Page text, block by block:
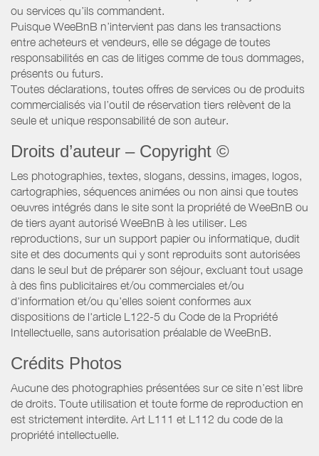
ou services qu’ils commandent.
Puisque WeeBnB n’intervient pas dans les transactions
entre acheteurs et vendeurs, elle se dégage de toutes
responsabilités en cas de litiges comme de tous dommages,
présents ou futurs.
Toutes déclarations, toutes offres de services ou de produits
commercialisés via l’outil de réservation tiers relèvent de la
seule et unique responsabilité de son auteur.
Droits d’auteur – Copyright ©
Les photographies, textes, slogans, dessins, images, logos,
cartographies, séquences animées ou non ainsi que toutes
oeuvres intégrés dans le site sont la propriété de WeeBnB ou
de tiers ayant autorisé WeeBnB à les utiliser. Les
reproductions, sur un support papier ou informatique, dudit
site et des documents qui y sont reproduits sont autorisées
dans le seul but de préparer son séjour, excluant tout usage
à des fins publicitaires et/ou commerciales et/ou
d'information et/ou qu'elles soient conformes aux
dispositions de l'article L122-5 du Code de la Propriété
Intellectuelle, sans autorisation préalable de WeeBnB.
Crédits Photos
Aucune des photographies présentées sur ce site n’est libre
de droits. Toute utilisation et toute forme de reproduction en
est strictement interdite. Art L111 et L112 du code de la
propriété intellectuelle.